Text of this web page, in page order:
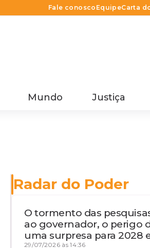
Fale conosco EquipeCarta
Mundo Justiça
Radar do Poder
O tormento das
ao governador, o perigo
uma surpresa para 2028
29/07/2026 às 14:36